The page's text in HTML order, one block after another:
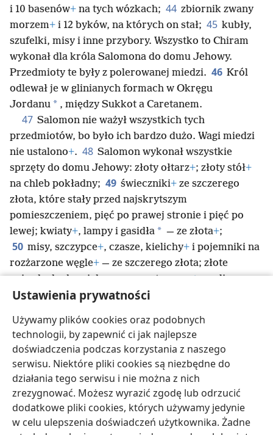
Ustawienia prywatności
Używamy plików cookies oraz podobnych
technologii, by zapewnić ci jak najlepsze
doświadczenia podczas korzystania z naszego
serwisu. Niektóre pliki cookies są niezbędne do
działania tego serwisu i nie można z nich
zrezygnować. Możesz wyrazić zgodę lub odrzucić
dodatkowe pliki cookies, których używamy jedynie
w celu ulepszenia doświadczeń użytkownika. Żadne
i 10 basenów+ na tych wózkach; 44 zbiornik zwany
morzem+ i 12 byków, na których on stał; 45 kubły,
szufelki, misy i inne przybory. Wszystko to Chiram
wykonał dla króla Salomona do domu Jehowy.
Przedmioty te były z polerowanej miedzi. 46 Król
odlewał je w glinianych formach w Okręgu
Jordanu * , między Sukkot a Caretanem.
47 Salomon nie ważył wszystkich tych
przedmiotów, bo było ich bardzo dużo. Wagi miedzi
nie ustalono+. 48 Salomon wykonał wszystkie
sprzęty do domu Jehowy: złoty ołtarz+; złoty stół+
na chleb pokładny; 49 świeczniki+ ze szczerego
złota, które stały przed najskrytszym
pomieszczeniem, pięć po prawej stronie i pięć po
lewej; kwiaty+, lampy i gasidła * — ze złota+;
50 misy, szczypce+, czasze, kielichy+ i pojemniki na
rozżarzone węgle+ — ze szczerego złota; złote
gniazda do drzwi domu wewnętrznego+, czyli
Miejsca Najświętszego, i do drzwi świątyni
przy domu Jehowy. Następnie przyniósł rzeczy,
które ofiarował
jego ojciec, Dawid
srebro, złoto i sprzęty w skarbcach domu Jehowy
polski Udostępnij Ustawienia